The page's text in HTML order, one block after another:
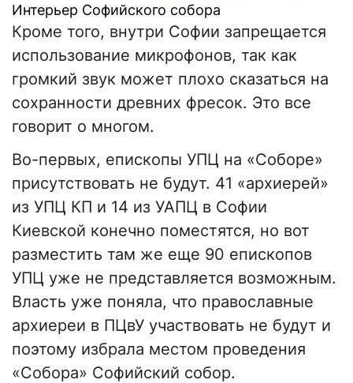
Интерьер Софийского собора
Кроме того, внутри Софии запрещается
использование микрофонов, так как
громкий звук может плохо сказаться на
сохранности древних фресок. Это все
говорит о многом.
Во-первых, епископы УПЦ на «Соборе»
присутствовать не будут. 41 «архиерей»
из УПЦ КП и 14 из УАПЦ в Софии
Киевской конечно поместятся, но вот
разместить там же еще 90 епископов
УПЦ уже не представляется возможным.
Власть уже поняла, что православные
архиереи в ПЦвУ участвовать не будут и
поэтому избрала местом проведения
«Собора» Софийский собор.